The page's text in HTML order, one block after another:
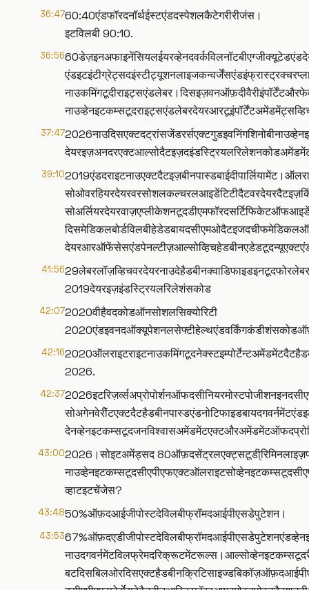
36:4760:40एंडफॉरदनॉर्थईस्टएंडदस्पेशलकैटेगरीरीजंस।
इटविलबी 90:10.
36:56
37:47
39:10
41:56
2019देयरइज़इंडस्ट्रियलरिलेशंसकोड
42:072020वीहैवदकोडऑनसोशलसिक्योरिटी
42:16
2026.
42:37
43:002026।सोइटअमेंड्सद
व्हाटइटचेंजेस?
43:4850%ऑफ़दआईजीपोस्टदेविलबीफ्रॉमदआईपीएसडेपुटेशन।
43:53